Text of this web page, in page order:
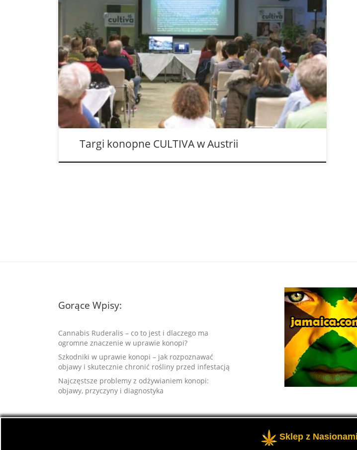
Już po raz jedenasty w Austrii odbędą się targi konopne CULTIVA. Około
150 wystawców zaprezentuje w Eventpyramide Vösendorf nieopodal
Wiednia, na łącznej powierzchni 6.000 metrów kwadratowych najnowsze
trendy ostatnich miesięcy w dziedzinie konopi jako rośliny uprawnej oraz
leczniczej. A ogród botaniczny mieszczący się w wysokiej na 42 metry i
zajmującej […]
Targi konopne CULTIVA w Austrii
Gorące Wpisy:
Cannabis Ruderalis – co to jest i dlaczego ma
ogromne znaczenie w uprawie konopi?
Szkodniki w uprawie konopi – jak rozpoznawać
objawy i skutecznie chronić rośliny przed infestacją
Najczęstsze problemy z odżywianiem konopi:
objawy, przyczyny i diagnostyka
- Portal o marihuanie THC i
Sklep z